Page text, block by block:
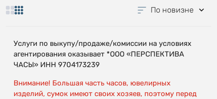
По новизне
Услуги по выкупу/продаже/комиссии на условиях
агентирования оказывает *ООО «ПЕРСПЕКТИВА
ЧАСЫ» ИНН 9704173239
Внимание! Большая часть часов, ювелирных
изделий, сумок имеют своих хозяев, поэтому перед